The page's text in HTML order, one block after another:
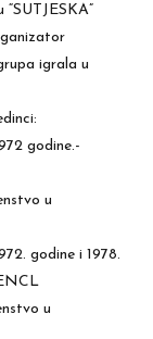
igrala u
godine.-
u
godine i 1978.
u